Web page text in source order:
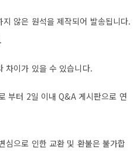
않은 원석을 제작되어 발송됩니다.
차이가 있을 수 있습니다.
부터 2일 이내 Q&A 게시판으로 연
심으로 인한 교환 및 환불은 불가합